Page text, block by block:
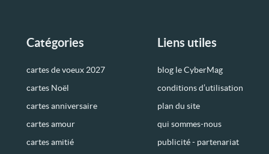
Catégories
cartes de voeux 2027
cartes Noël
cartes anniversaire
cartes amour
cartes amitié
Liens utiles
blog le CyberMag
conditions d’utilisation
plan du site
qui sommes-nous
publicité - partenariat